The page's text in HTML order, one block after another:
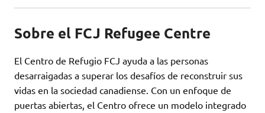
Sobre el FCJ Refugee Centre
El Centro de Refugio FCJ ayuda a las personas
desarraigadas a superar los desafíos de reconstruir sus
vidas en la sociedad canadiense. Con un enfoque de
puertas abiertas, el Centro ofrece un modelo integrado